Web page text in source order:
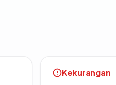
Kekurangan